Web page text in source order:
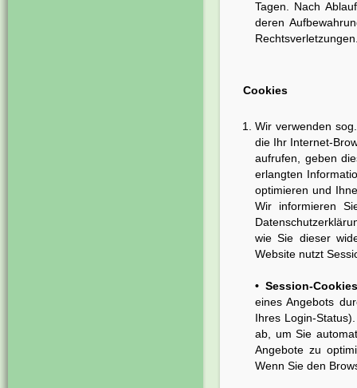
Tagen. Nach
deren
Cookies
Wir verwenden
die Ihr Internet-
aufrufen, geben
erlangten
optimieren und
Wir informieren
wie Sie dieser
Website nutzt
• Session-
eines Angebots
Ihres Login-
ab, um Sie
Angebote zu
Wenn Sie den